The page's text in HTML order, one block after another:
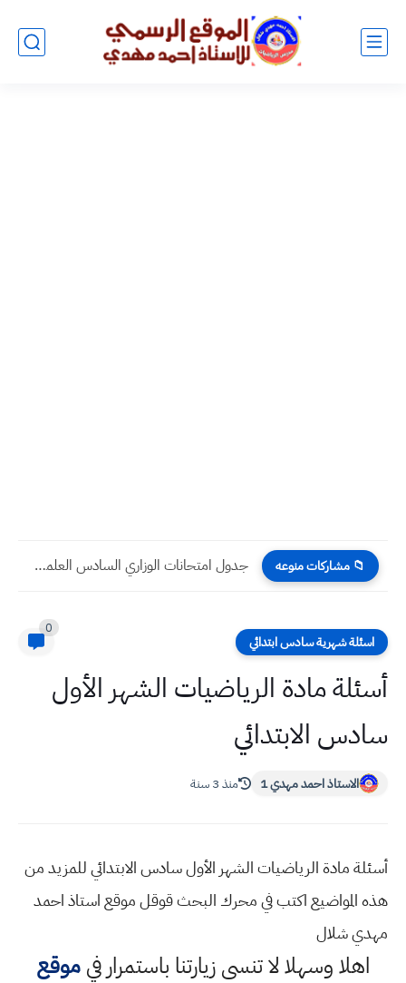
📁 مشاركات منوعه جدول امتحانات الوزاري السادس الادبي 2024 الدور الأول - وزارة...
اسئلة شهرية سادس ابتدائي
0
أسئلة مادة الرياضيات الشهر الأول
سادس الابتدائي
الاستاذ احمد مهدي 1 منذ 3 سنة
أسئلة مادة الرياضيات الشهر الأول سادس الابتدائي للمزيد من
هذه المواضيع اكتب في محرك البحث قوقل موقع استاذ احمد
مهدي شلال
اهلا وسهلالا تنسى زيارتنا باستمرار فيموقع